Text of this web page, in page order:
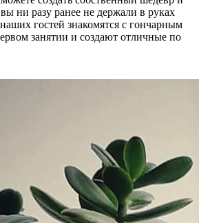
ни разу ранее не держали в руках
гостей знакомятся с гончарным
занятии и создают отличные по